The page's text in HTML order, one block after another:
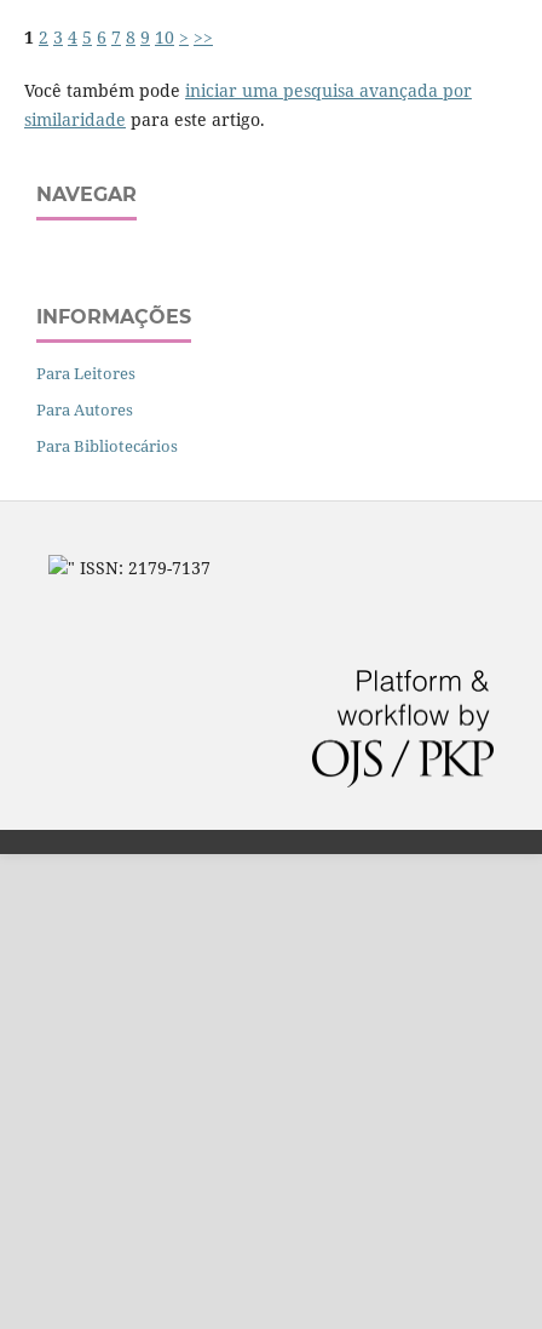
1 2 3 4 5 6 7 8 9 10 > >>
Você também pode iniciar uma pesquisa avançada por
similaridade para este artigo.
NAVEGAR
INFORMAÇÕES
Para Leitores
Para Autores
Para Bibliotecários
" ISSN: 2179-7137